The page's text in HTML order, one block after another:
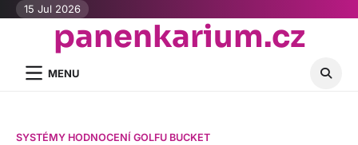
Skip15 Jul 2026
panenkarium.cz
MENU
SYSTÉMY HODNOCENÍ GOLFU BUCKET